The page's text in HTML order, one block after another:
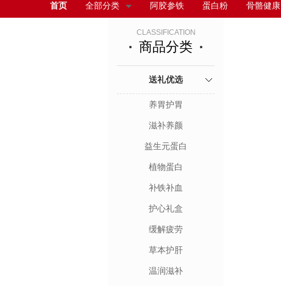
首页 全部分类 阿胶参铁 蛋白粉 骨骼健康
CLASSIFICATION
商品分类
送礼优选
养胃护胃
滋补养颜
益生元蛋白
植物蛋白
补铁补血
护心礼盒
缓解疲劳
草本护肝
温润滋补